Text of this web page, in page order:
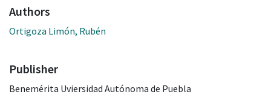
Authors
Ortigoza Limón, Rubén
Publisher
Benemérita Uviersidad Autónoma de Puebla